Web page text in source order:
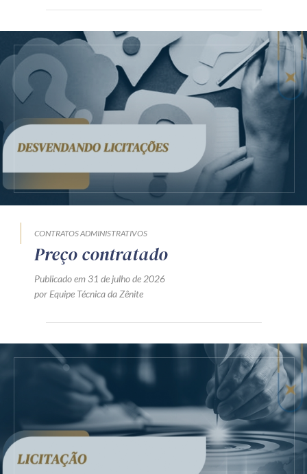
CONTRATOS ADMINISTRATIVOS
Preço contratado
Publicado em 31 de julho de 2026
por Equipe Técnica da Zênite